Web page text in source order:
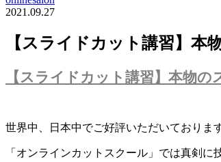
2021.09.27
【スライドカット講習】
【スライドカット講習】本物
世界中、日本中でご好評いただいております
「オンラインカットスクール」では真剣